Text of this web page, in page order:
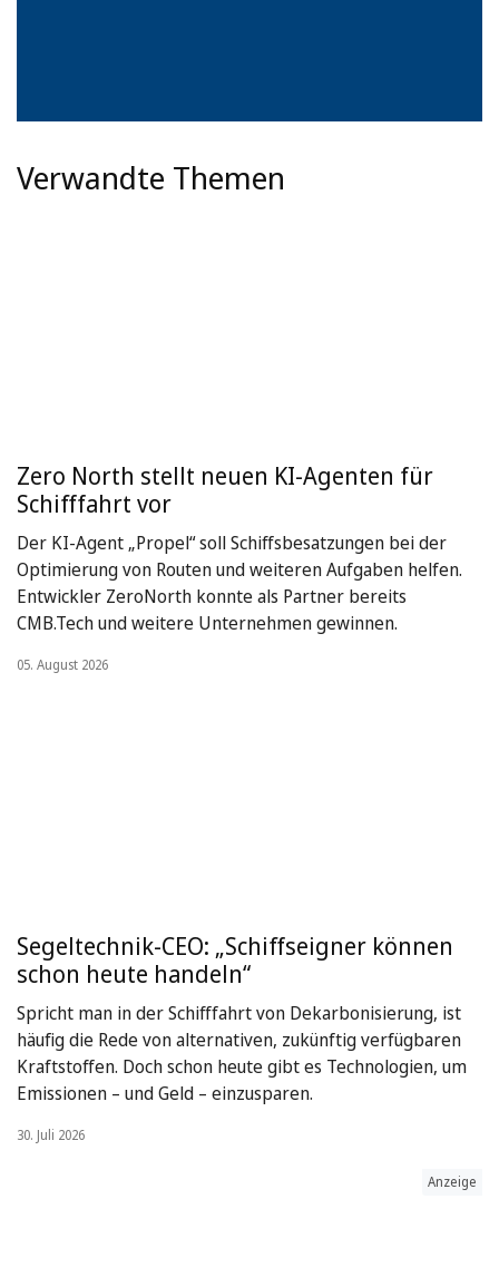
Verwandte Themen
Zero North stellt neuen KI-Agenten für
Schifffahrt vor
Der KI-Agent „Propel“ soll Schiffsbesatzungen bei der
Optimierung von Routen und weiteren Aufgaben helfen.
Entwickler ZeroNorth konnte als Partner bereits
CMB.Tech und weitere Unternehmen gewinnen.
05. August 2026
Segeltechnik-CEO: „Schiffseigner können
schon heute handeln“
Spricht man in der Schifffahrt von Dekarbonisierung, ist
häufig die Rede von alternativen, zukünftig verfügbaren
Kraftstoffen. Doch schon heute gibt es Technologien, um
Emissionen – und Geld – einzusparen.
30. Juli 2026
Anzeige